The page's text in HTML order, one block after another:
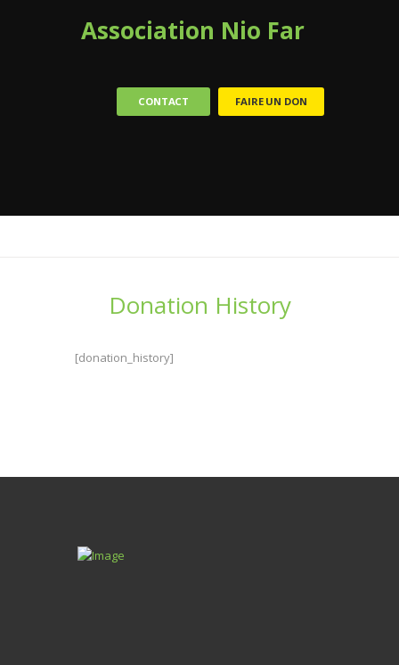
Association Nio Far
CONTACT FAIRE UN DON
Donation History
[donation_history]